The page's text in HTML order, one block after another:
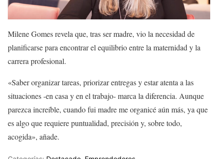
Milene Gomes revela que, tras ser madre, vio la necesidad de
planificarse para encontrar el equilibrio entre la maternidad y la
carrera profesional.
«Saber organizar tareas, priorizar entregas y estar atenta a las
situaciones -en casa y en el trabajo- marca la diferencia. Aunque
parezca increíble, cuando fui madre me organicé aún más, ya que
es algo que requiere puntualidad, precisión y, sobre todo,
acogida», añade.